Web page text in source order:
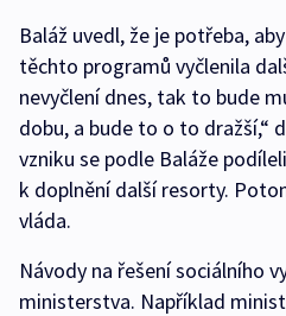
Baláž uvedl, že je potřeba,
těchto programů vyčlenila
nevyčlení dnes, tak to bude
dobu, a bude to o to dražší,“
vzniku se podle Baláže
k doplnění další resorty.
vláda.
Návody na řešení sociálního
ministerstva. Například